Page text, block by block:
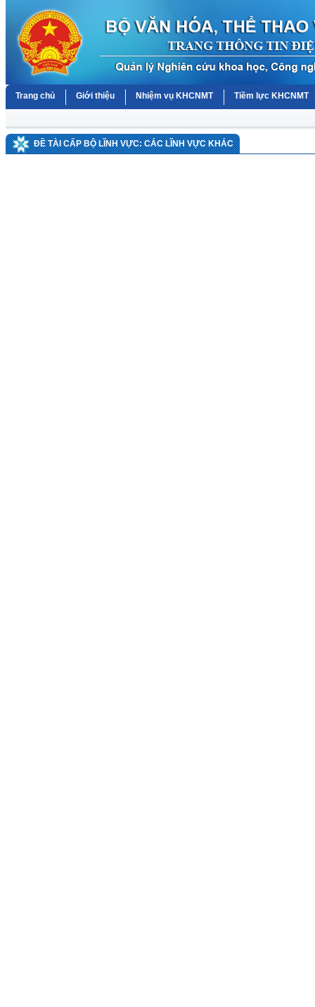
Trang chủ Giới thiệu Nhiệm vụ KHCNMT Tiềm lực KHCNMT
ĐỀ TÀI CẤP BỘ LĨNH VỰC: CÁC LĨNH VỰC KHÁC